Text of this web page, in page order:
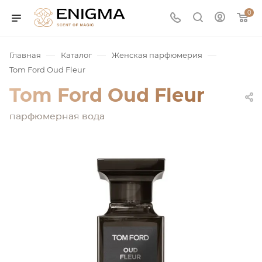
0
Главная — Каталог — Женская парфюмерия —
Tom Ford Oud Fleur
Tom Ford Oud Fleur
парфюмерная вода